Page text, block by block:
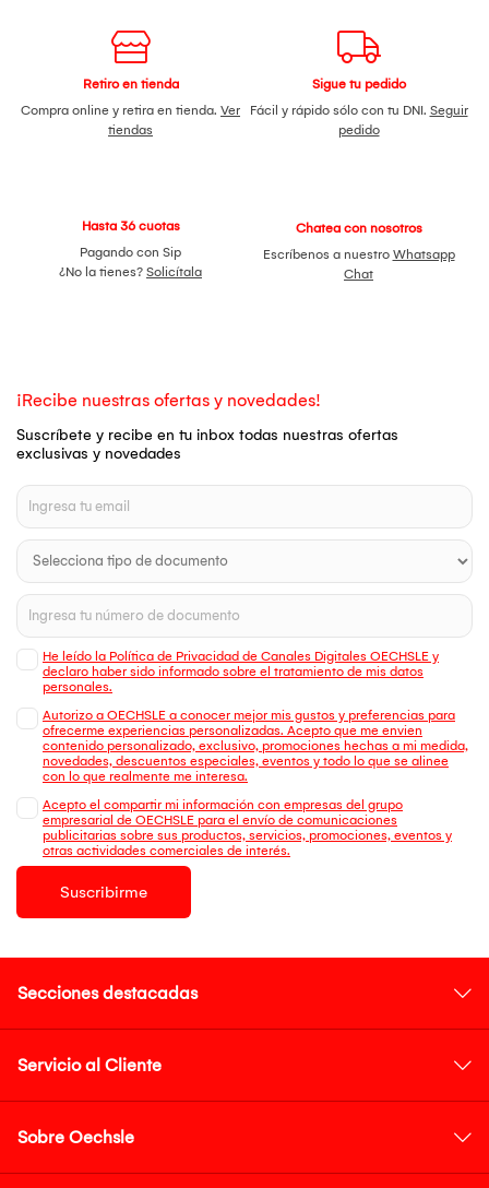
Retiro en tienda
Compra online y retira en tienda. Ver
tiendas
Sigue tu pedido
Fácil y rápido sólo con tu DNI. Seguir
pedido
Hasta 36 cuotas
Pagando con Sip
¿No la tienes? Solicítala
Chatea con nosotros
Escríbenos a nuestro Whatsapp
Chat
¡Recibe nuestras ofertas y novedades!
Suscríbete y recibe en tu inbox todas nuestras ofertas
exclusivas y novedades
He leído la Política de Privacidad de Canales Digitales OECHSLE y
declaro haber sido informado sobre el tratamiento de mis datos
personales.
Autorizo a OECHSLE a conocer mejor mis gustos y preferencias para
ofrecerme experiencias personalizadas. Acepto que me envien
contenido personalizado, exclusivo, promociones hechas a mi medida,
novedades, descuentos especiales, eventos y todo lo que se alinee
con lo que realmente me interesa.
Acepto el compartir mi información con empresas del grupo
empresarial de OECHSLE para el envío de comunicaciones
publicitarias sobre sus productos, servicios, promociones, eventos y
otras actividades comerciales de interés.
Suscribirme
Secciones destacadas
Servicio al Cliente
Sobre Oechsle